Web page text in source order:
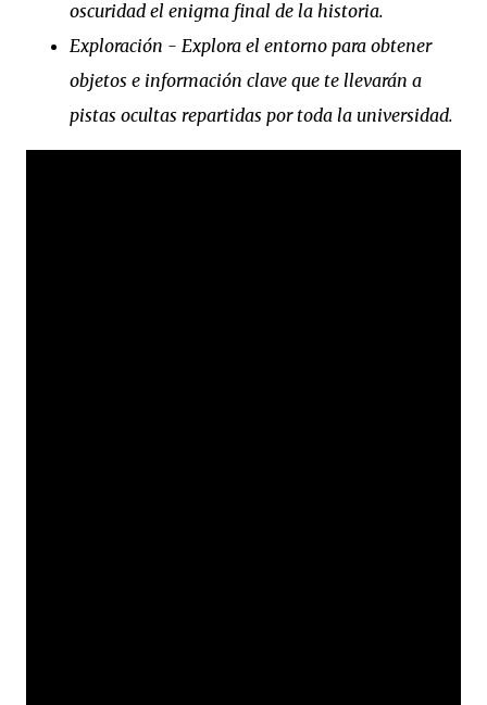
oscuridad el enigma final de la historia.
Exploración - Explora el entorno para obtener
objetos e información clave que te llevarán a
pistas ocultas repartidas por toda la universidad.